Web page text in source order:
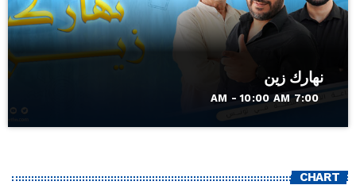
نهارك زين
7:00 AM - 10:00 AM
CHART